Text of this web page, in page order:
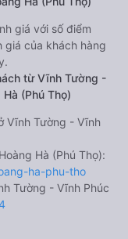
giá với số điểm
của khách hàng
từ Vĩnh Tường -
(Phú Thọ)
Vĩnh Tường - Vĩnh
Hà (Phú Thọ):
ha-phu-tho
Tường - Vĩnh Phúc